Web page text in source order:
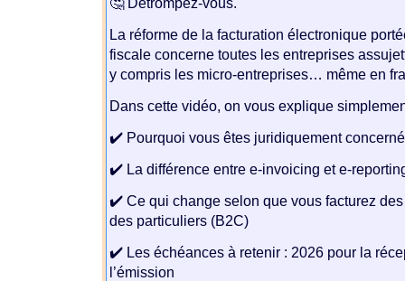
La réforme de la facturation électronique
fiscale concerne toutes les entreprises
y compris les micro-entreprises… même en
Dans cette vidéo, on vous explique
✔️ Pourquoi vous êtes juridiquement concerné
✔️ La différence entre e-invoicing et e-
✔️ Ce qui change selon que vous facturez
des particuliers (B2C)
✔️ Les échéances à retenir : 2026 pour la
l’émission